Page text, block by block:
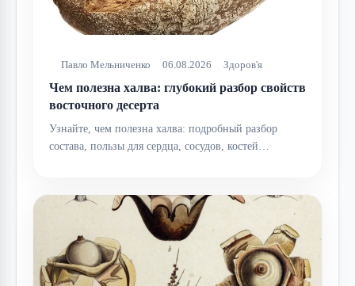
Павло Мельниченко 06.08.2026 Здоров'я
Чем полезна халва: глубокий разбор свойств
восточного десерта
Узнайте, чем полезна халва: подробный разбор
состава, пользы для сердца, сосудов, костей…